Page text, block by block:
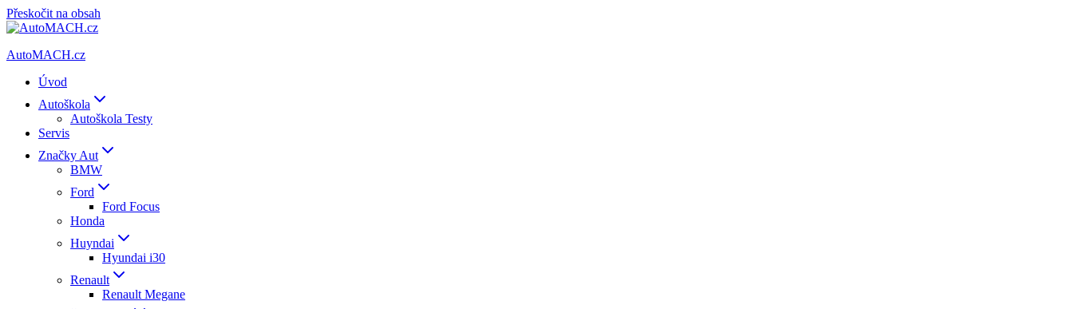
Přeskočit na obsah
AutoMACH.cz
Úvod
Autoškola
Autoškola Testy
Servis
Značky Aut
BMW
Ford
Ford Focus
Honda
Huyndai
Hyundai i30
Renault
Renault Megane